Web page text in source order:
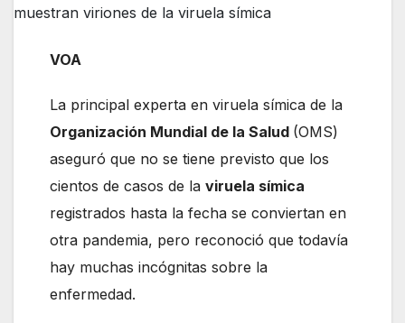
muestran viriones de la viruela símica
VOA
La principal experta en viruela símica de la
Organización Mundial de la Salud (OMS)
aseguró que no se tiene previsto que los
cientos de casos de la viruela símica
registrados hasta la fecha se conviertan en
otra pandemia, pero reconoció que todavía
hay muchas incógnitas sobre la
enfermedad.